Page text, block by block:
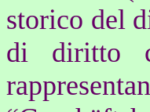
storico del
di diritto